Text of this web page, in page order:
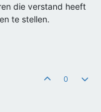
die verstand heeft
te stellen.
0